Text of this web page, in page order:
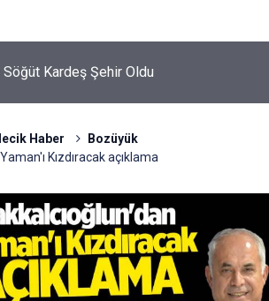
Kardeş Şehir Oldu
Haber
Bozüyük
Kızdıracak açıklama